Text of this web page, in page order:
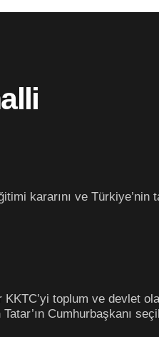
kararını ve Türkiye’nin
KKTC’yi toplum ve devlet
Cumhurbaşkanı